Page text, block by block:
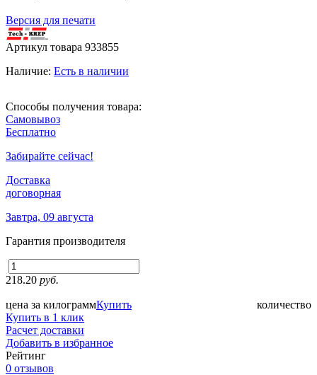
Версия для печати
Артикул товара 933855
Наличие: Есть в наличии
Способы получения товара:
Самовывоз
Бесплатно
Забирайте сейчас!
Доставка
договорная
Завтра, 09 августа
Гарантия производителя
218.20 руб.
цена за килограмм количество
Купить
Купить в 1 клик
Расчет доставки
Добавить в избранное
Рейтинг
0 отзывов